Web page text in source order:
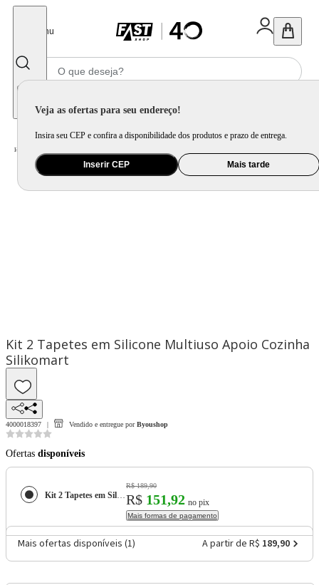
Menu
Veja as ofertas para seu endereço!
Insira seu CEP e confira a disponibilidade dos produtos e prazo de entrega.
Inserir CEP Mais tarde
Home
Kit 2 Tapetes em Silicone Multiuso Apoio Cozinha
Silikomart
4000018397 Vendido e entregue por Byoushop
Ofertas disponíveis
Kit 2 Tapetes em Silicone Multiuso Apoio Cozinha Silikomart
R$ 189,90
R$ 151,92 no pix
Mais formas de pagamento
Mais ofertas disponíveis (1) A partir de R$ 189,90